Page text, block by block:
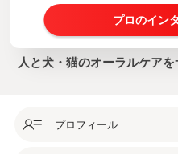
プロのイン
人と犬・猫のオーラルケア
プロフィール